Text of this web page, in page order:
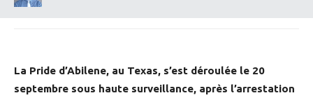
La Pride d’Abilene, au Texas, s’est déroulée le 20
septembre sous haute surveillance, après l’arrestation